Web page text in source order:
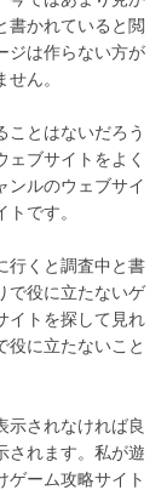
書かれていると閲
ジは作らない方が
ん。
ことはないだろう
ブサイトをよく
ンルのウェブサイ
です。
行くと調査中と書
で役に立たないゲ
イトを探して見れ
役に立たないこと
示されなければ良
されます。私が遊
ゲーム攻略サイト